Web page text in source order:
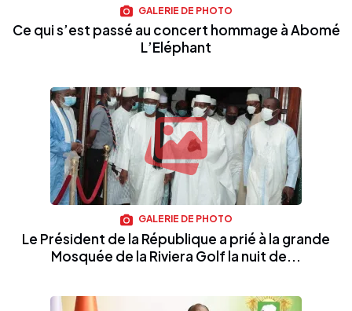
GALERIE DE PHOTO
Ce qui s’est passé au concert hommage à Abomé
L’Eléphant
GALERIE DE PHOTO
Le Président de la République a prié à la grande
Mosquée de la Riviera Golf la nuit de...